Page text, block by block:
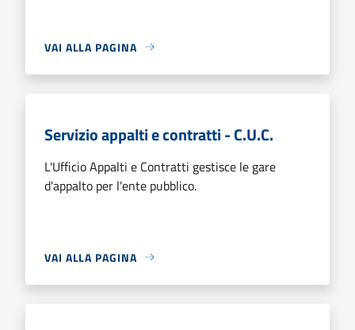
VAI ALLA PAGINA
Servizio appalti e contratti - C.U.C.
L'Ufficio Appalti e Contratti gestisce le gare
d'appalto per l'ente pubblico.
VAI ALLA PAGINA